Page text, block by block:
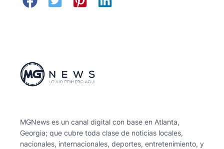
MGNews es un canal digital con base en Atlanta,
Georgia; que cubre toda clase de noticias locales,
nacionales, internacionales, deportes, entretenimiento, y